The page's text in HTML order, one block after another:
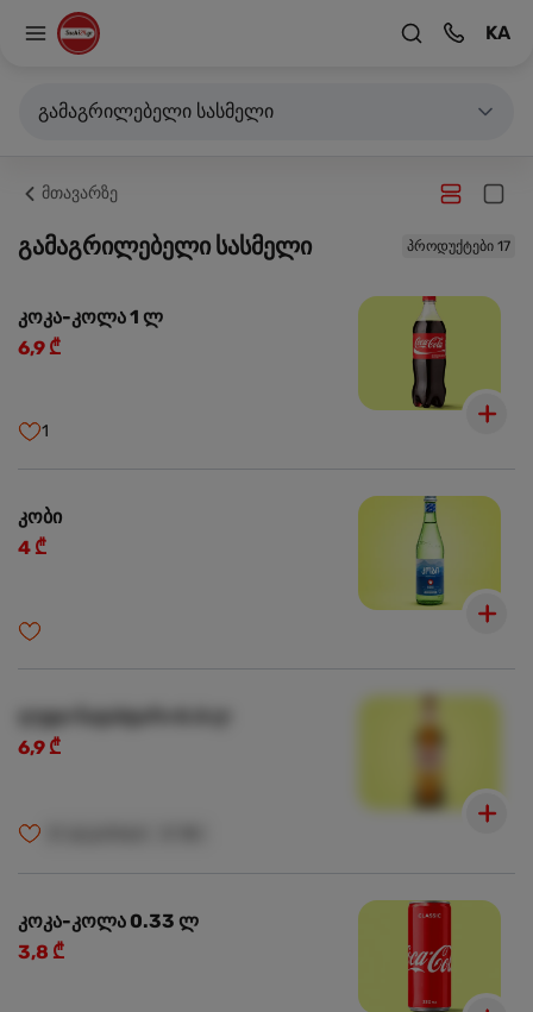
KA
გამაგრილებელი სასმელი
მთავარზე
გამაგრილებელი სასმელი პროდუქტები 17
კოკა-კოლა 1 ლ
6,9 ₾
1
კობი
4 ₾
ლუდი ნატახტარი 0.5 ლ
6,9 ₾
კოკა-კოლა 0.33 ლ
3,8 ₾